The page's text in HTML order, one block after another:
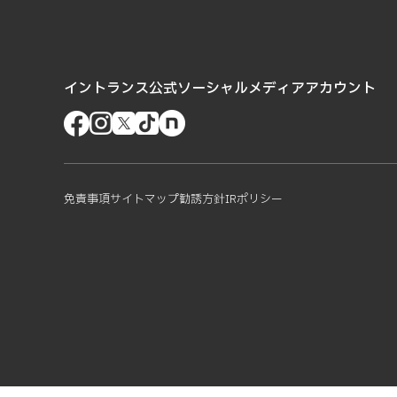
イントランス公式ソーシャルメディアアカウント
免責事項サイトマップ勧誘方針IRポリシー